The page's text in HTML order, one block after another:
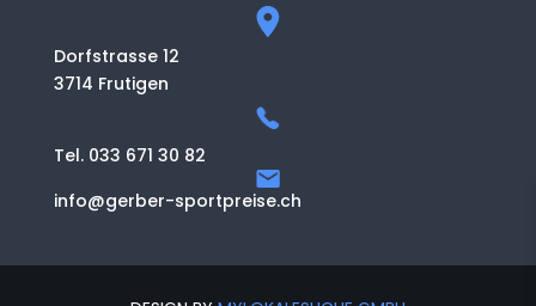
Dorfstrasse 12
3714 Frutigen
Tel. 033 671 30 82
info@gerber-sportpreise.ch